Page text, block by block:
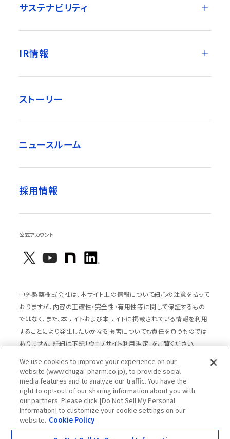
サステナビリティ
IR情報
ストーリー
ニュースルーム
採用情報
公式アカウント
中外製薬株式会社は、本サイト上の情報について細心の注意を払って
おりますが、内容の正確性・完全性・有用性等に関して保証するもの
ではなく、また、本サイトおよび本サイトに掲載されている情報を利用
することにより発生したいかなる損害についても責任を負うものでは
ありません。詳細は下記「ウェブサイト利用規定」をご覧ください。
サイトマップ
ウェブサイト利用規定
個人情報の取扱いのご案内
ソーシャルメディアポリシー
推奨閲覧環境
ウェブアクセシビリティ対応
We use cookies to improve your experience on our
website (www.chugai-pharm.co.jp), to provide social
media features and to analyze our traffic. You have the
right to opt-out of our sharing information about you with
our partners. Please click [Do Not Sell My Personal
Information] to customize your cookie settings on our
website. Cookie Policy